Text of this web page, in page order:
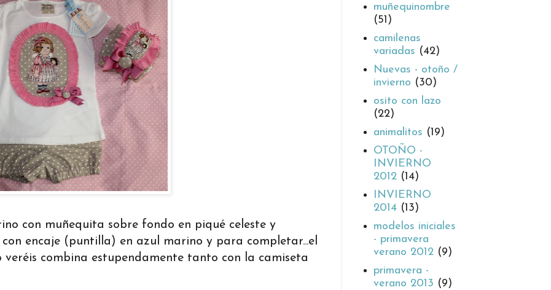
con muñequita sobre fondo en piqué celeste y
encaje (puntilla) en azul marino y para completar...el
combina estupendamente tanto con la camiseta
muñequinombre
(51)
camilenas
variadas (42)
Nuevas - otoño /
invierno (30)
osito con lazo
(22)
animalitos (19)
OTOÑO -
INVIERNO
2012 (14)
INVIERNO
2014 (13)
modelos iniciales
- primavera
verano 2012 (9)
primavera -
verano 2013 (9)